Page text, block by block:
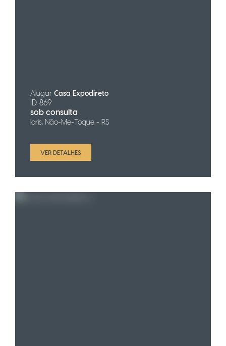
Alugar Casa Expodireto
ID 869
sob consulta
Ioris, Não-Me-Toque - RS
VER DETALHES